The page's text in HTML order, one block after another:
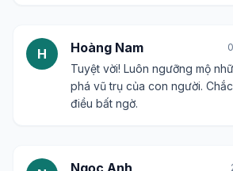
H Hoàng Nam
Tuyệt vời! Luôn ngưỡng mộ
phá vũ trụ của con người.
điều bất ngờ.
Ngọc Anh